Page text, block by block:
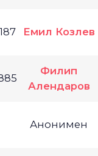
Емил Козлев
Филип
Алендаров
Анонимен